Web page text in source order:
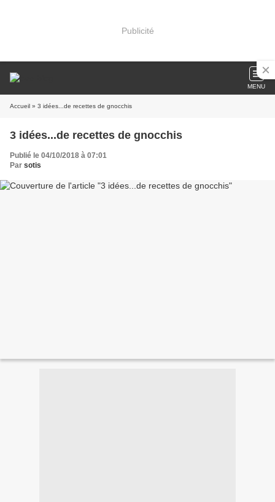
Publicité
MENU
Accueil » 3 idées...de recettes de gnocchis
3 idées...de recettes de gnocchis
Publié le 04/10/2018 à 07:01
Par sotis